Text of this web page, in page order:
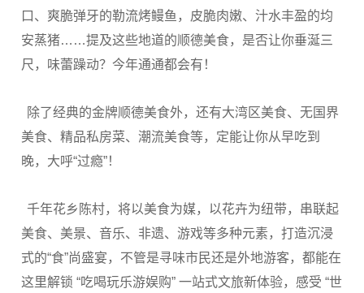
口、爽脆弹牙的勒流烤鳗鱼，皮脆肉嫩、汁水丰盈的均
安蒸猪……提及这些地道的顺德美食，是否让你垂涎三
尺，味蕾躁动？今年通通都会有！
除了经典的金牌顺德美食外，还有大湾区美食、无国界
美食、精品私房菜、潮流美食等，定能让你从早吃到
晚，大呼“过瘾”！
千年花乡陈村，将以美食为媒，以花卉为纽带，串联起
美食、美景、音乐、非遗、游戏等多种元素，打造沉浸
式的“食”尚盛宴，不管是寻味市民还是外地游客，都能在
这里解锁 “吃喝玩乐游娱购” 一站式文旅新体验，感受 “世